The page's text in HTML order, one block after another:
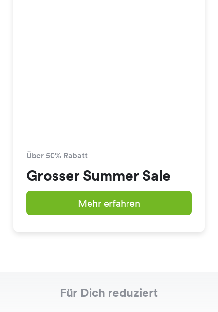
Über 50% Rabatt
Grosser Summer Sale
Mehr erfahren
Für Dich reduziert